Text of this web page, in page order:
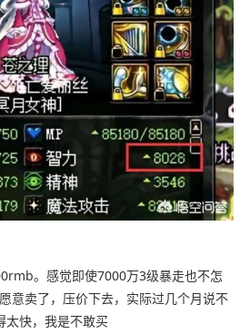
。感觉即使7000万3级暴走也不怎
意卖了，压价下去，实际过几个月说不
太快，我是不敢买